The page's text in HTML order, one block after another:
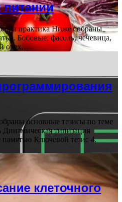
питании
и практика Ниже собраны
Бобовые: фасоль, чечевица,
орех,…
основные тезисы по теме
Динамическая типизация
памятью Ключевой тезис 4.
клеточного